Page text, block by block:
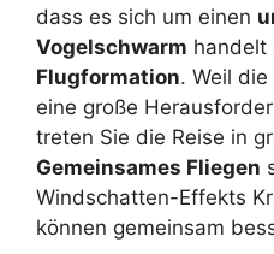
dass es sich um einen
Vogelschwarm handelt
Flugformation. Weil
eine große
treten Sie die Reise in
Gemeinsames Fliegen
Windschatten-Effekts
können gemeinsam